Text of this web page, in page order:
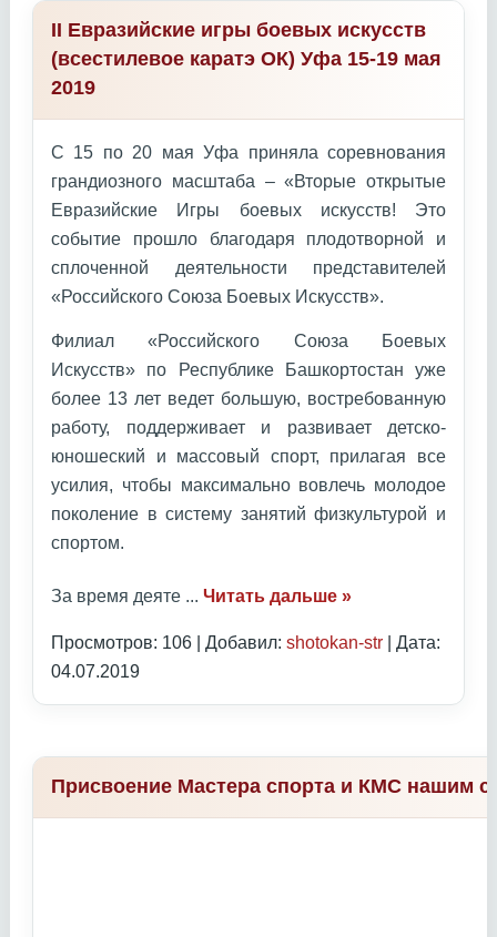
II Евразийские игры боевых искусств
(всестилевое каратэ ОК) Уфа 15-19 мая
2019
С 15 по 20 мая Уфа приняла соревнования
грандиозного масштаба – «Вторые открытые
Евразийские Игры боевых искусств! Это
событие прошло благодаря плодотворной и
сплоченной деятельности представителей
«Российского Союза Боевых Искусств».
Филиал «Российского Союза Боевых
Искусств» по Республике Башкортостан уже
более 13 лет ведет большую, востребованную
работу, поддерживает и развивает детско-
юношеский и массовый спорт, прилагая все
усилия, чтобы максимально вовлечь молодое
поколение в систему занятий физкультурой и
спортом.
За время деяте ... Читать дальше »
Просмотров: 106 | Добавил: shotokan-str | Дата:
04.07.2019
Присвоение Мастера спорта и КМС нашим